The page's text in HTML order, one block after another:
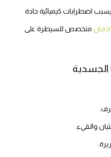
يسبب اضطرابات كيميائية حادة
متخصص للسيطرة على
الجسدية
والقيء.